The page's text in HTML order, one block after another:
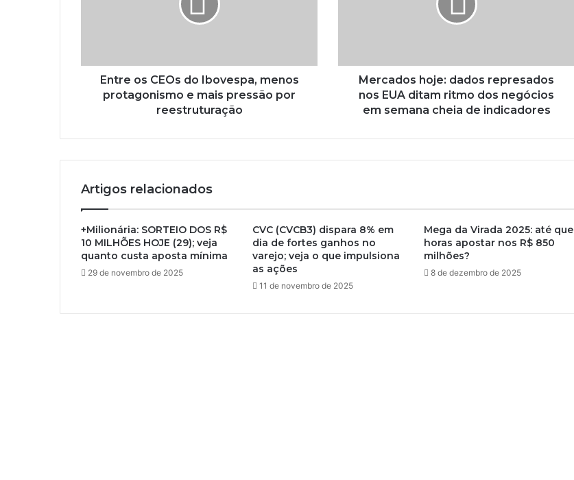
Entre os CEOs do Ibovespa, menos
protagonismo e mais pressão por
reestruturação
Mercados hoje: dados represados
nos EUA ditam ritmo dos negócios
em semana cheia de indicadores
Artigos relacionados
+Milionária: SORTEIO DOS R$
10 MILHÕES HOJE (29); veja
quanto custa aposta mínima
29 de novembro de 2025
CVC (CVCB3) dispara 8% em
dia de fortes ganhos no
varejo; veja o que impulsiona
as ações
11 de novembro de 2025
Mega da Virada 2025: até que
horas apostar nos R$ 850
milhões?
8 de dezembro de 2025